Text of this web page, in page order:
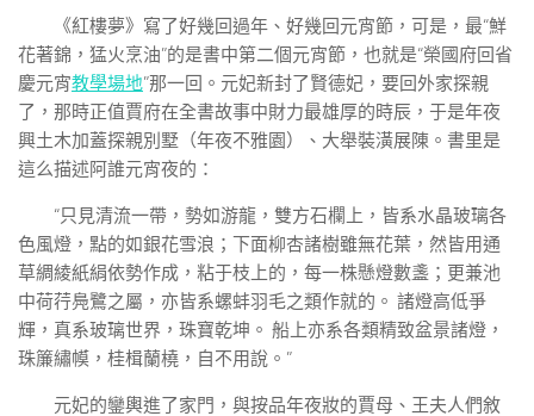
《紅樓夢》寫了好幾回過年、好幾回元宵節，可是，最“鮮
花著錦，猛火烹油”的是書中第二個元宵節，也就是“榮國府回省
慶元宵教學場地”那一回。元妃新封了賢德妃，要回外家探親
了，那時正值賈府在全書故事中財力最雄厚的時辰，于是年夜
興土木加蓋探親別墅（年夜不雅園）、大舉裝潢展陳。書里是
這么描述阿誰元宵夜的：
“只見清流一帶，勢如游龍，雙方石欄上，皆系水晶玻璃各
色風燈，點的如銀花雪浪；下面柳杏諸樹雖無花葉，然皆用通
草綢綾紙絹依勢作成，粘于枝上的，每一株懸燈數盞；更兼池
中荷荇鳧鷺之屬，亦皆系螺蚌羽毛之類作就的。 諸燈高低爭
輝，真系玻璃世界，珠寶乾坤。 船上亦系各類精致盆景諸燈，
珠簾繡幙，桂楫蘭橈，自不用說。”
元妃的鑾輿進了家門，與按品年夜妝的賈母、王夫人們敘